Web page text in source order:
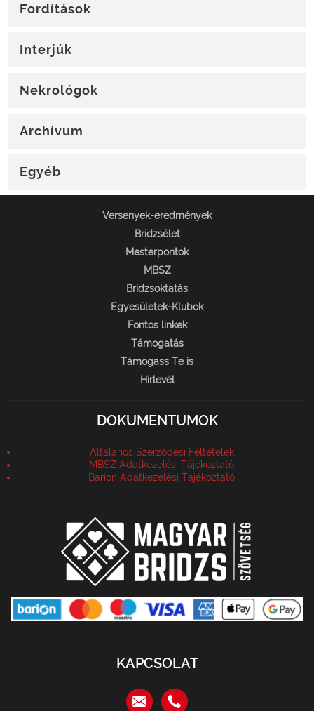
Fordítások
Interjúk
Nekrológok
Archívum
Egyéb
Versenyek-eredmények
Bridzsélet
Mesterpontok
MBSZ
Bridzsoktatás
Egyesületek-Klubok
Fontos linkek
Támogatás
Támogass Te is
Hírlevél
DOKUMENTUMOK
Általános Szerződési Feltételek
MBSZ Adatkezelési Tájékoztató
Barion Adatkezelési Tájékoztató
KAPCSOLAT